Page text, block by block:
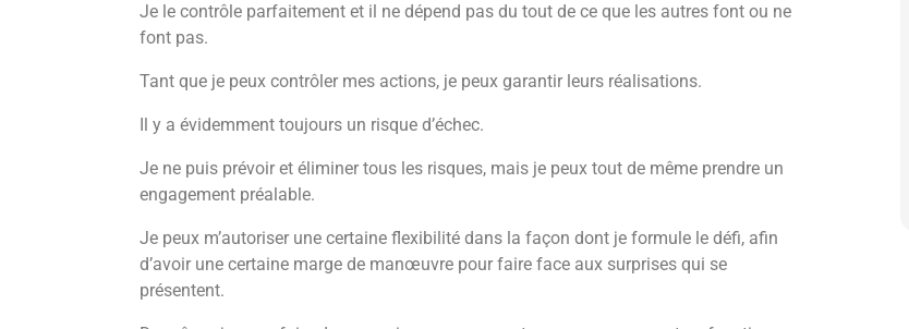
Je le contrôle parfaitement et il ne dépend pas du tout de ce que les autres font ou ne
font pas.
Tant que je peux contrôler mes actions, je peux garantir leurs réalisations.
Il y a évidemment toujours un risque d’échec.
Je ne puis prévoir et éliminer tous les risques, mais je peux tout de même prendre un
engagement préalable.
Je peux m’autoriser une certaine flexibilité dans la façon dont je formule le défi, afin
d’avoir une certaine marge de manœuvre pour faire face aux surprises qui se
présentent.